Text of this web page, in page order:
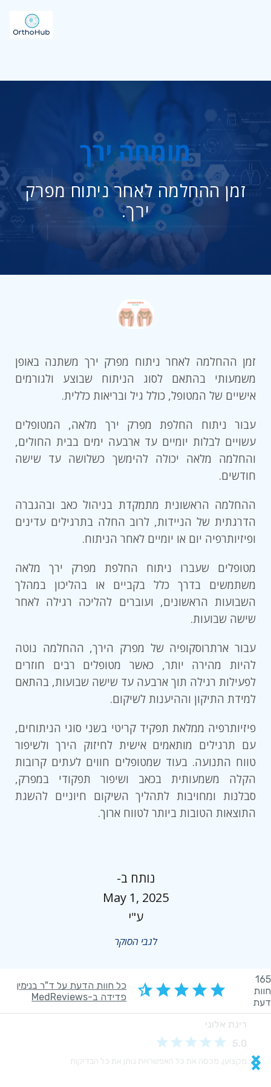
מומחה ירך
זמן ההחלמה לאחר ניתוח מפרק
ירך.
זמן ההחלמה לאחר ניתוח מפרק ירך משתנה באופן
משמעותי בהתאם לסוג הניתוח שבוצע ולגורמים
אישיים של המטופל, כולל גיל ובריאות כללית.
עבור ניתוח החלפת מפרק ירך מלאה, המטופלים
עשויים לבלות יומיים עד ארבעה ימים בבית החולים,
והחלמה מלאה יכולה להימשך כשלושה עד שישה
חודשים.
ההחלמה הראשונית מתמקדת בניהול כאב ובהגברה
הדרגתית של הניידות, לרוב החלה בתרגילים עדינים
ופיזיותרפיה יום או יומיים לאחר הניתוח.
מטופלים שעברו ניתוח החלפת מפרק ירך מלאה
משתמשים בדרך כלל בקביים או בהליכון במהלך
השבועות הראשונים, ועוברים להליכה רגילה לאחר
שישה שבועות.
עבור ארתרוסקופיה של מפרק הירך, ההחלמה נוטה
להיות מהירה יותר, כאשר מטופלים רבים חוזרים
לפעילות רגילה תוך ארבעה עד שישה שבועות, בהתאם
למידת התיקון וההיענות לשיקום.
פיזיותרפיה ממלאת תפקיד קריטי בשני סוגי הניתוחים,
עם תרגילים מותאמים אישית לחיזוק הירך ולשיפור
טווח התנועה. בעוד שמטופלים חווים לעתים קרובות
הקלה משמעותית בכאב ושיפור תפקודי במפרק,
סבלנות ומחויבות לתהליך השיקום חיוניים להשגת
התוצאות הטובות ביותר לטווח ארוך.
נותח ב-
May 1, 2025
ע"י
לגבי הסוקר